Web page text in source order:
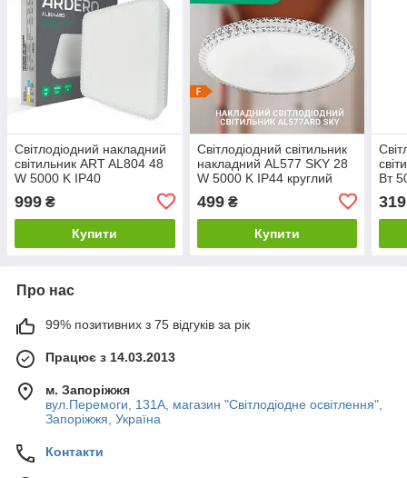
Світлодіодний накладний
світильник ART AL804 48
W 5000 K IP40
999 ₴
Купити
Світлодіодний світильник
накладний AL577 SKY 28
W 5000 K IP44 круглий
499₴
Купити
Вт
319
Про нас
99% позитивних з 75 відгуків за рік
Працює з 14.03.2013
м. Запоріжжя
вул.Перемоги, 131А, магазин "Світлодіодне освітлення",
Запоріжжя, Україна
Контакти